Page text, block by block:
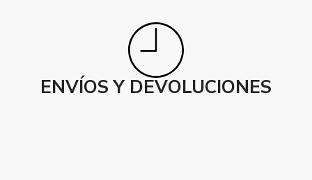
ENVÍOS Y DEVOLUCIONES